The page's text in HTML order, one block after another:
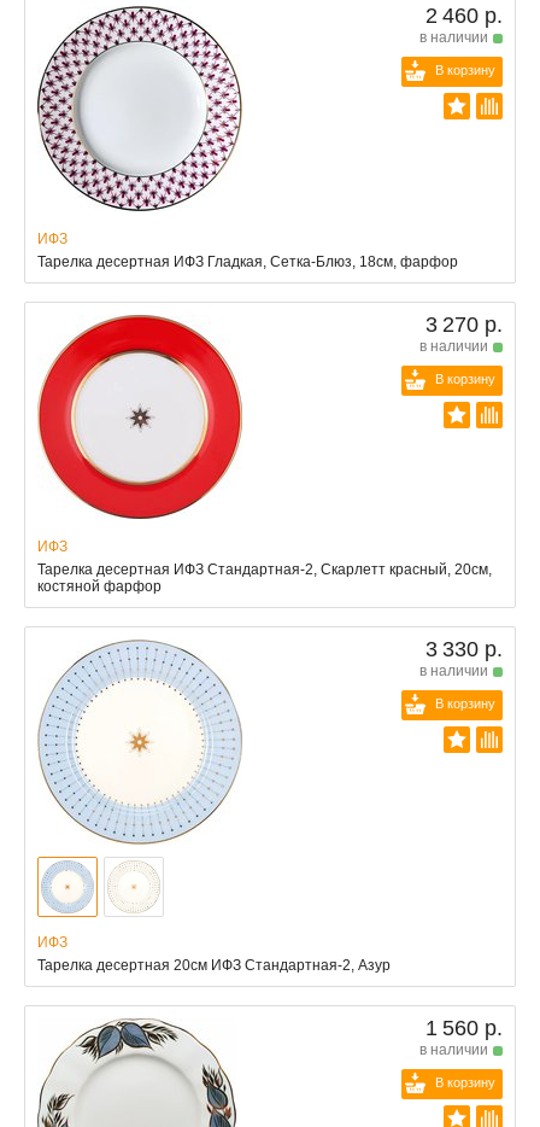
2 460 р.
в наличии
В корзину
ИФЗ
Тарелка десертная ИФЗ Гладкая, Сетка-Блюз, 18см, фарфор
3 270 р.
в наличии
В корзину
ИФЗ
Тарелка десертная ИФЗ Стандартная-2, Скарлетт красный, 20см,
костяной фарфор
3 330 р.
в наличии
В корзину
ИФЗ
Тарелка десертная 20см ИФЗ Стандартная-2, Азур
1 560 р.
в наличии
В корзину